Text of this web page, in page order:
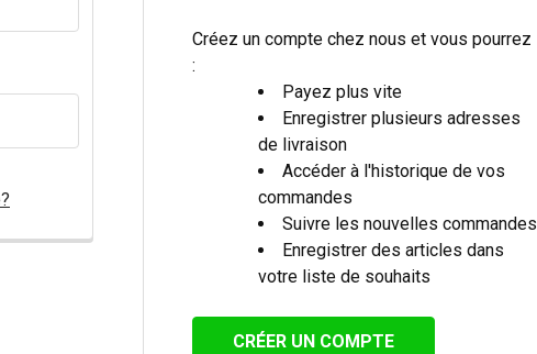
Créez un compte chez nous et vous pourrez
:
Payez plus vite
Enregistrer plusieurs adresses
de livraison
Accéder à l'historique de vos
commandes
Suivre les nouvelles commandes
Enregistrer des articles dans
votre liste de souhaits
CRÉER UN COMPTE